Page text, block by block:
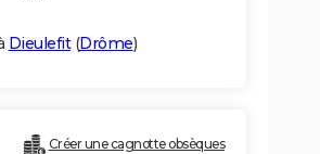
Dieulefit(Drôme)
Créer une cagnotte obsèques